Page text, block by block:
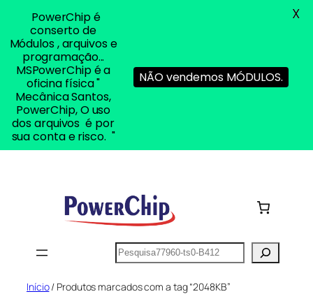
Pesquisar
Início/ Produtos marcados com a tag “2048KB”
PowerChip é
conserto de
Módulos , arquivos e
programação...
MSPowerChip é a
oficina física "
Mecânica Santos,
PowerChip, O uso
dos arquivos é por
sua conta e risco. "
NÃO vendemos MÓDULOS.
X